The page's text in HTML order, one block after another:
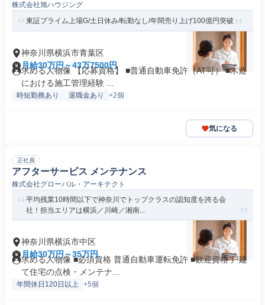
株式会社旭ハウジング
東証プライム上場G/土日休み/転勤なし/年間売り上げ100億円突破
神奈川県横浜市青葉区
月給30万円～43万7500円
求める人物像 【応募資格】 ■普通自動車免許（AT可） ■木造
における施工管理経験 ...
時短勤務あり 退職金あり +2個
気になる
正社員
アフターサービス メンテナンス
株式会社グローバル・アーキテクト
平均残業10時間以下で神奈川でトップクラスの認知度を誇る会
社！担当エリアは横浜／川崎／湘南...
神奈川県横浜市中区
月給30万円～35万円
求める人物像 ■必須資格 普通自動車運転免許 ■歓迎資格 戸建
て住宅の点検・メンテナ...
年間休日120日以上 +5個